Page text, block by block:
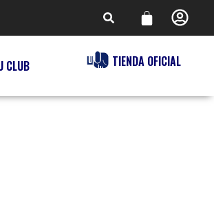
CLUB TIENDA OFICIAL